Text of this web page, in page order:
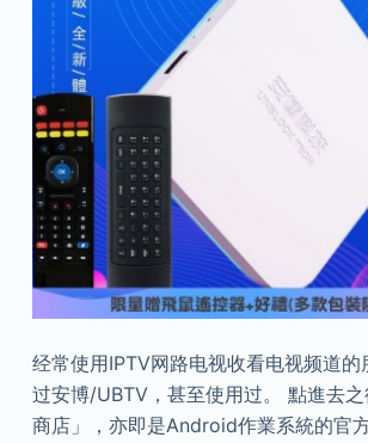
经常使用IPTV网路电视收看电视频道的
过安博/UBTV，甚至使用过。 點進去
商店」，亦即是Android作業系統的官